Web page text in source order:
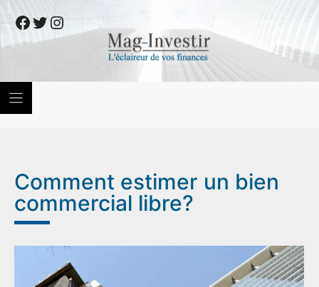
to
content
Facebook
Twitter
Instagram
Comment estimer un bien
commercial libre?